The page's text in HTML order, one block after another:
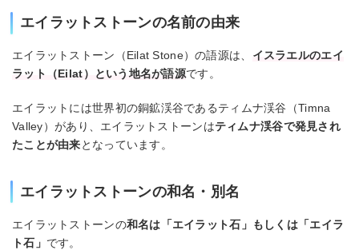
エイラットストーンの名前の由来
エイラットストーン（Eilat Stone）の語源は、 イスラエルのエイ
ラット（Eilat）という地名が語源です。
エイラットには世界初の銅鉱渓谷であるティムナ渓谷（Timna
Valley）があり、エイラットストーンはティムナ渓谷で発見され
たことが由来となっています。
エイラットストーンの和名・別名
エイラットストーンの和名は「エイラット石」もしくは「エイラ
ト石」 です。